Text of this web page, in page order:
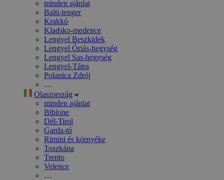
minden ajánlat
Balti-tenger
Krakkó
Kladsko-medence
Lengyel Beszkidek
Lengyel Óriás-hegység
Lengyel Sas-hegység
Lengyel-Tátra
Polanica Zdrój
…
Olaszország
minden ajánlat
Bibione
Dél-Tirol
Garda-tó
Rimini és környéke
Toszkána
Trento
Velence
…